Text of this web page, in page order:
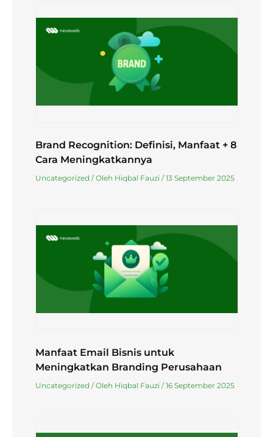
Brand Recognition: Definisi, Manfaat + 8
Cara Meningkatkannya
Uncategorized / Oleh Hiqbal Fauzi /13 September 2025
Manfaat Email Bisnis untuk
Meningkatkan Branding Perusahaan
Uncategorized / Oleh Hiqbal Fauzi /16 September 2025